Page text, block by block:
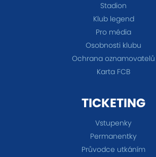
Stadion
Klub legend
Pro média
Osobnosti klubu
Ochrana oznamovatelů
Karta FCB
TICKETING
Vstupenky
Permanentky
Průvodce utkáním